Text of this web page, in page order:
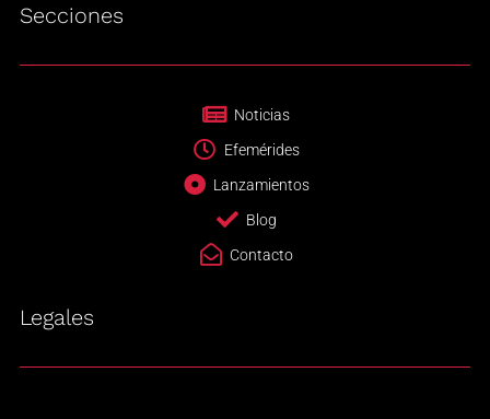
Secciones
Noticias
Efemérides
Lanzamientos
Blog
Contacto
Legales